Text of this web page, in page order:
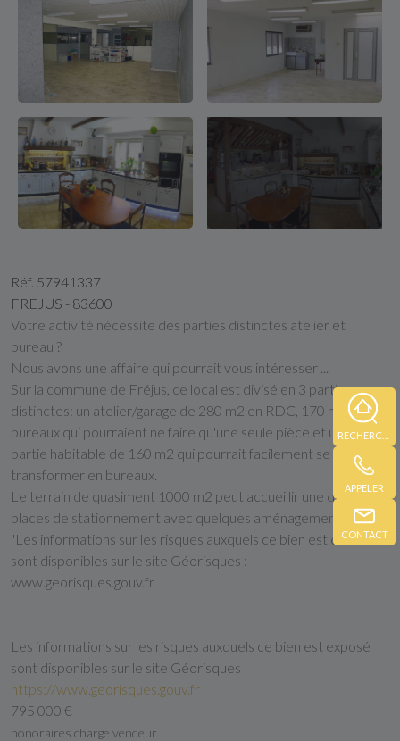
APPELER
CONTACT
Réf. 57941337
FREJUS - 83600
Votre activité nécessite des parties distinctes atelier et
bureau ?
Nous avons une affaire qui pourrait vous intéresser ...
Sur la commune de Fréjus, ce local est divisé en 3 parties
distinctes: un atelier/garage de 280 m2 en RDC, 170 m2 de
bureaux qui pourraient ne faire qu'une seule pièce et une
partie habitable de 160 m2 qui pourrait facilement se
transformer en bureaux.
Le terrain de quasiment 1000 m2 peut accueillir une dizaine de
places de stationnement avec quelques aménagements.
"Les informations sur les risques auxquels ce bien est exposé
sont disponibles sur le site Géorisques :
www.georisques.gouv.fr
Les informations sur les risques auxquels ce bien est exposé
sont disponibles sur le site Géorisques
https://www.georisques.gouv.fr
795 000 €
honoraires charge vendeur